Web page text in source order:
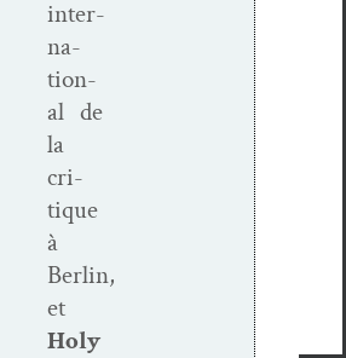
inter­
na­
tion­
al de
la
cri­
tique
à
Berlin,
et
Holy